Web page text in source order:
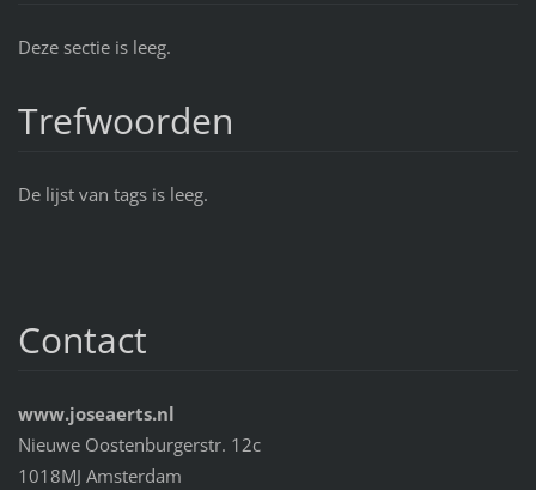
Deze sectie is leeg.
Trefwoorden
De lijst van tags is leeg.
Contact
www.joseaerts.nl
Nieuwe Oostenburgerstr. 12c
1018MJ Amsterdam